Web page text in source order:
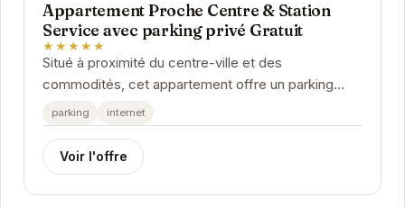
Appartement Proche Centre & Station
Service avec parking privé Gratuit
★★★★★
Situé à proximité du centre-ville et des
commodités, cet appartement offre un parking
privé gratuit, un accès internet et tout le
nécessaire...
parking internet
Voir l'offre